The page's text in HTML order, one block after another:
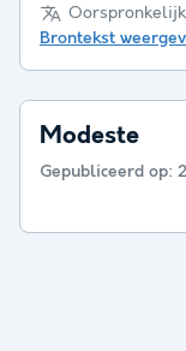
Brontekst
Modeste
Gepubliceerd op: